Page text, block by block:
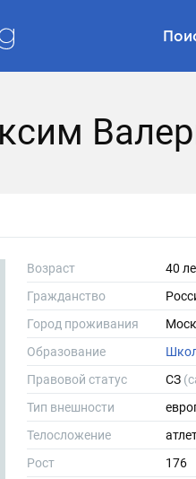
Возраст
40
Гражданство
Город проживания
Образование
Правовой статус
СЗ
Тип внешности
Телосложение
Рост
176